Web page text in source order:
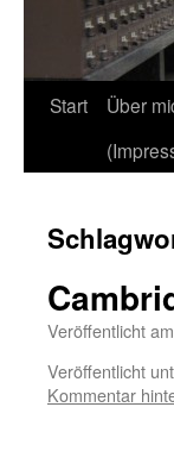
Start
Über
Veröffentlicht am
Veröffentlicht
Kommentar